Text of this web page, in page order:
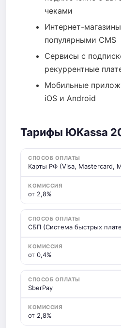
чеками
Интернет-
популярными CMS
Сервисы с
рекуррентные
Мобильные
iOS и Android
Тарифы ЮKassa
Карты РФ (Visa, Mastercard,
от 2,8%
СБП (Система быстрых
от 0,4%
SberPay
от 2,8%